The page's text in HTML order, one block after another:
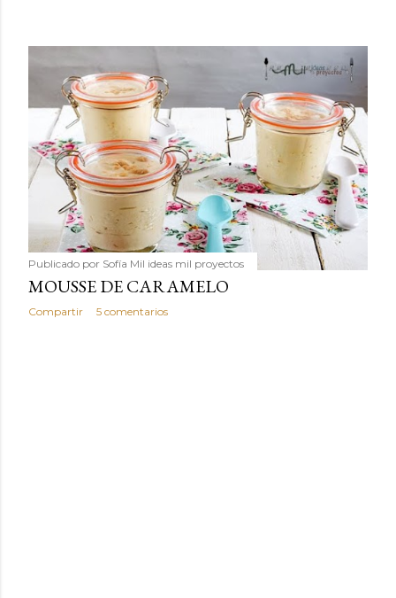
sabroso, con ese toque tostado y crujiente que tanto nos
satisface. Estas alubias crujientes al horno van a cambiar
por completo tu forma de ver las legumbres. Olvídate de
asociar las alubias únicamente a los guisos tradicionales y
copiosos de invierno. Con esta receta simple pero
revolucionaria, transformaremos un ingrediente tan
humilde como la alubia de La Bañeza en un snack ligero,
dorado, cargado de proteína y 100% natural. Es el
sustituto perfecto a los frutos se...
Publicado por Sofía Mil ideas mil proyectos
MOUSSE DE CARAMELO
Compartir 5 comentarios